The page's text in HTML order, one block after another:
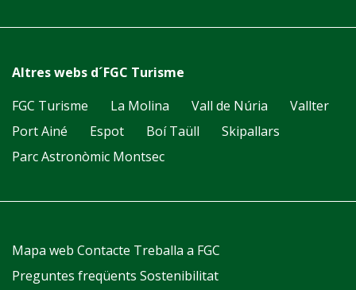
Altres webs d´FGC Turisme
FGC Turisme
La Molina Vall de Núria
Vallter
Port Ainé
Espot Boí Taüll
Skipallars
Parc Astronòmic Montsec
Mapa web Contacte Treballa a FGC
Preguntes freqüents Sostenibilitat